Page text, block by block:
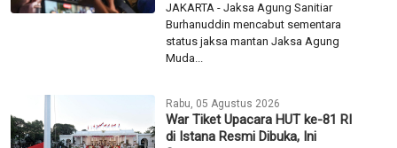
JAKARTA - Jaksa Agung Sanitiar
Burhanuddin mencabut sementara
status jaksa mantan Jaksa Agung
Muda...
Rabu, 05 Agustus 2026
War Tiket Upacara HUT ke-81 RI
di Istana Resmi Dibuka, Ini